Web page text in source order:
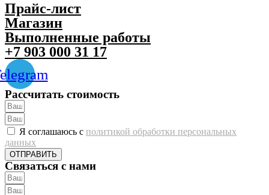
Прайс-лист
Магазин
Выполненные работы
+7 903 000 31 17
Рассчитать стоимость
Я соглашаюсь с политикой обработки персональных
данных
ОТПРАВИТЬ
Связаться с нами